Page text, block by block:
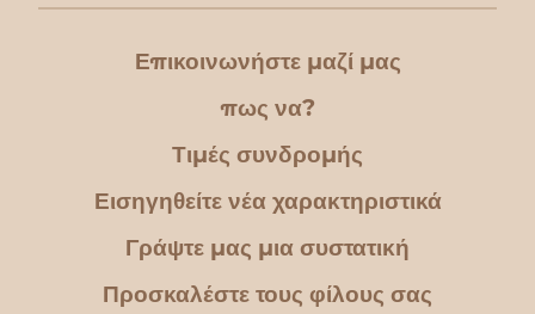
Επικοινωνήστε μαζί μας
πως να?
Τιμές συνδρομής
Εισηγηθείτε νέα χαρακτηριστικά
Γράψτε μας μια συστατική
Προσκαλέστε τους φίλους σας